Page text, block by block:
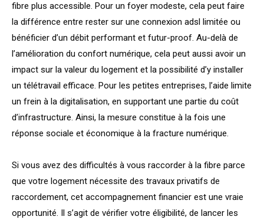
fibre plus accessible. Pour un foyer modeste, cela peut faire
la différence entre rester sur une connexion adsl limitée ou
bénéficier d’un débit performant et futur-proof. Au-delà de
l’amélioration du confort numérique, cela peut aussi avoir un
impact sur la valeur du logement et la possibilité d’y installer
un télétravail efficace. Pour les petites entreprises, l’aide limite
un frein à la digitalisation, en supportant une partie du coût
d’infrastructure. Ainsi, la mesure constitue à la fois une
réponse sociale et économique à la fracture numérique.
Si vous avez des difficultés à vous raccorder à la fibre parce
que votre logement nécessite des travaux privatifs de
raccordement, cet accompagnement financier est une vraie
opportunité. Il s’agit de vérifier votre éligibilité, de lancer les